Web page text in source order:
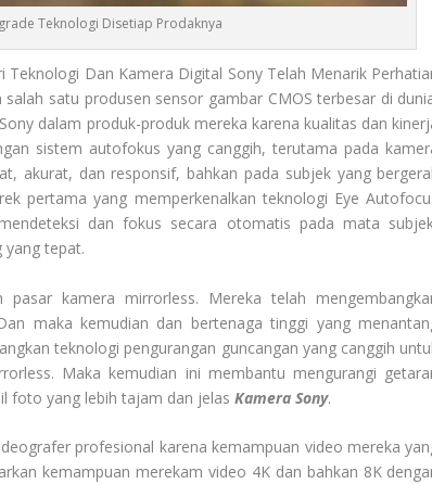
Teknologi Disetiap Prodaknya
Dan Kamera Digital Sony Telah Menarik
satu produsen sensor gambar CMOS terbesar di
dalam produk-produk mereka karena kualitas dan
sistem autofokus yang canggih, terutama pada
akurat, dan responsif, bahkan pada subjek yang
pertama yang memperkenalkan teknologi Eye
dan fokus secara otomatis pada mata
tepat.
kamera mirrorless. Mereka telah
maka kemudian dan bertenaga tinggi yang
teknologi pengurangan guncangan yang canggih
Maka kemudian ini membantu mengurangi
foto yang lebih tajam dan jelas Kamera Sony.
profesional karena kemampuan video mereka
kemampuan merekam video 4K dan bahkan 8K